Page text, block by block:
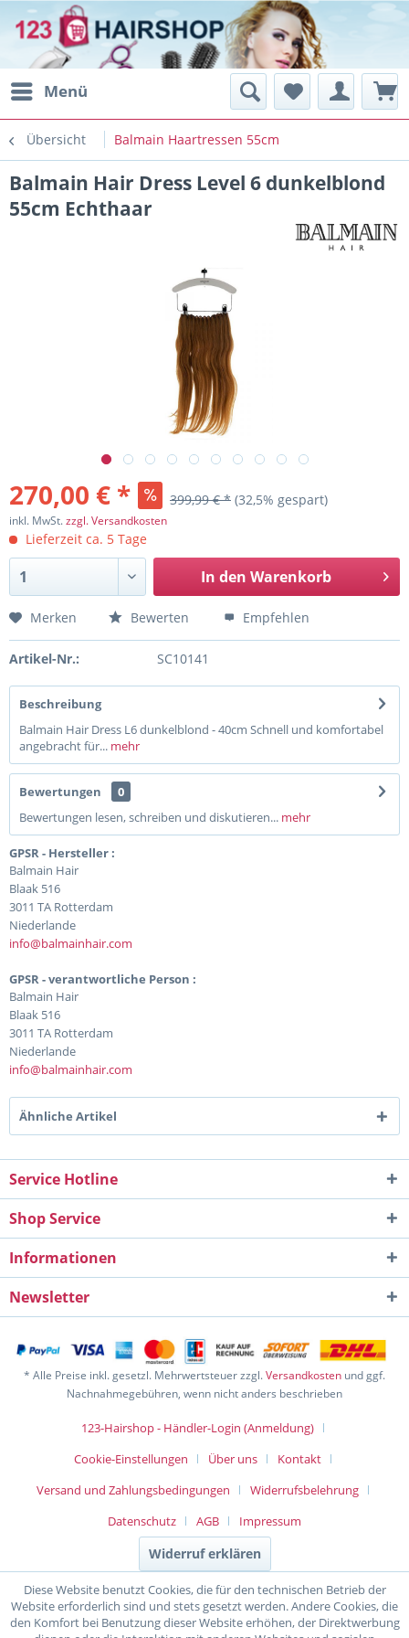
Menü
Übersicht Balmain Haartressen 55cm
Balmain Hair Dress Level 6 dunkelblond
55cm Echthaar
270,00 € * 399,99 € * (32,5% gespart)
inkl. MwSt.zzgl. Versandkosten
Lieferzeit ca. 5 Tage
In den Warenkorb
Merken Bewerten Empfehlen
Artikel-Nr.: SC10141
Beschreibung
Balmain Hair Dress L6 dunkelblond - 40cm Schnell und komfortabel
angebracht für... mehr
Bewertungen
0
Bewertungen lesen, schreiben und diskutieren... mehr
GPSR - Hersteller :
Balmain Hair
Blaak 516
3011 TA Rotterdam
Niederlande
info@balmainhair.com
GPSR - verantwortliche Person :
Balmain Hair
Blaak 516
3011 TA Rotterdam
Niederlande
info@balmainhair.com
Ähnliche Artikel
Service Hotline
Shop Service
Informationen
Newsletter
* Alle Preise inkl. gesetzl. Mehrwertsteuer zzgl.Versandkosten und ggf.
Nachnahmegebühren, wenn nicht anders beschrieben
123-Hairshop - Händler-Login (Anmeldung)
Cookie-Einstellungen
Über uns
Kontakt
Versand und Zahlungsbedingungen
Widerrufsbelehrung
Datenschutz
AGB Impressum
Widerruf erklären
Diese Website benutzt Cookies, die für den technischen Betrieb der
Website erforderlich sind und stets gesetzt werden. Andere Cookies, die
den Komfort bei Benutzung dieser Website erhöhen, der Direktwerbung